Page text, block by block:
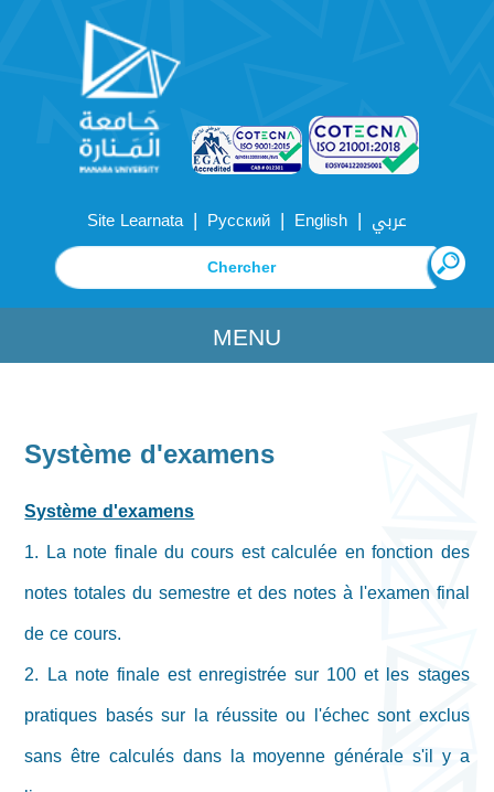
Site Learnata | Русский | English | عربي
MENU
Système d'examens
Système d'examens
1. La note finale du cours est calculée en fonction des
notes totales du semestre et des notes à l'examen final
de ce cours.
2. La note finale est enregistrée sur 100 et les stages
pratiques basés sur la réussite ou l'échec sont exclus
sans être calculés dans la moyenne générale s'il y a